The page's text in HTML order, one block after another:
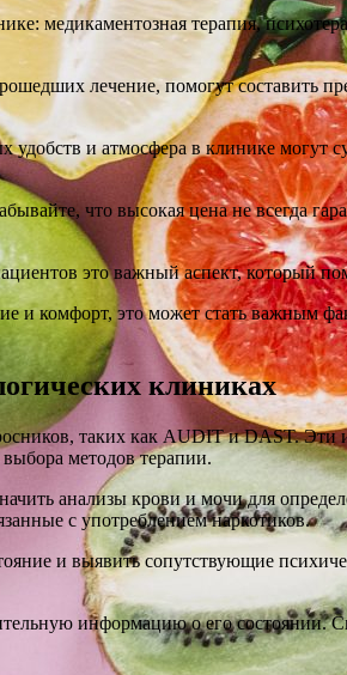
медикаментозная терапия,
лечение, помогут составить
и атмосфера в клинике могут
что высокая цена не всегда
это важный аспект, который
и комфорт, это может стать важным
клиниках
таких как AUDIT и DAST.
методов терапии.
анализы крови и мочи для
с употреблением наркотиков.
и выявить сопутствующие
информацию о его состоянии.